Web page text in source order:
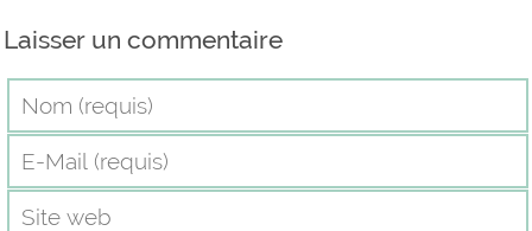
Laisser un commentaire